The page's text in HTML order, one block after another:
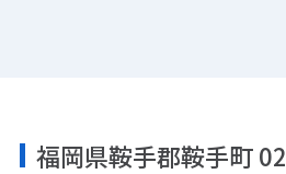
福岡県鞍手郡鞍手町 02